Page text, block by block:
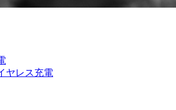
ヤレス充電